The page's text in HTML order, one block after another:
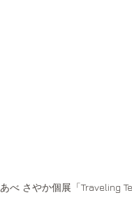
あべ さやか個展「Traveling